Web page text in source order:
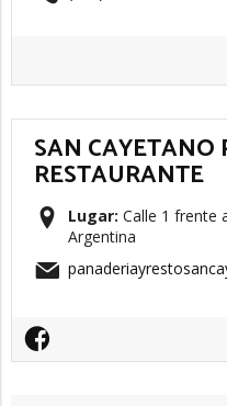
SAN
RESTAURANTE
Lugar: Calle 1 frente
Argentina